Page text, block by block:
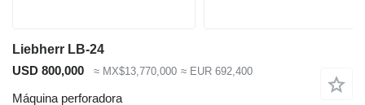
Liebherr LB-24
USD 800,000
≈ MX$13,770,000 ≈ EUR 692,400
Máquina perforadora